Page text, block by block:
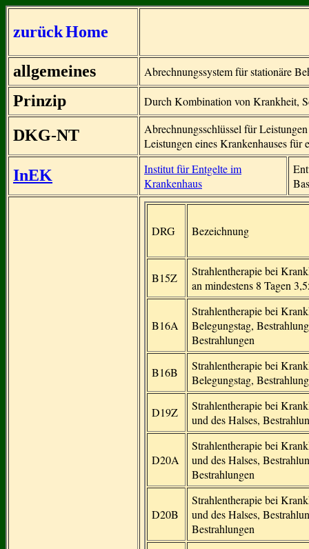
zurückHome
allgemeines Abrechnungssystem für stationäre
Prinzip Durch Kombination von Krankheit,
DKG-NT
Abrechnungsschlüssel für
Leistungen eines Krankenhauses für
InEK
Institut für Entgelte im
Krankenhaus
DRG Bezeichnung
B15Z
Strahlentherapie bei
an mindestens 8 Tagen
B16A
Strahlentherapie bei
Belegungstag,
Bestrahlungen
B16B
Strahlentherapie bei
Belegungstag,
D19Z
Strahlentherapie bei
und des Halses,
D20A
Strahlentherapie bei
und des Halses,
Bestrahlungen
D20B
Strahlentherapie bei
und des Halses,
Bestrahlungen